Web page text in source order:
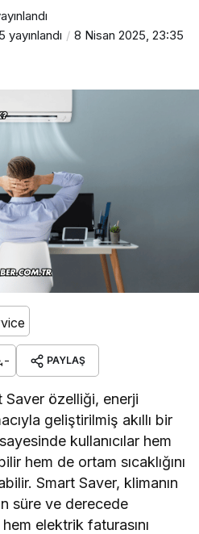
yayınlandı
8 Nisan 2025, 23:35
- PAYLAŞ
Saver özelliği, enerji
geliştirilmiş akıllı bir
kullanıcılar hem
hem de ortam sıcaklığını
Smart Saver, klimanın
süre ve derecede
elektrik faturasını